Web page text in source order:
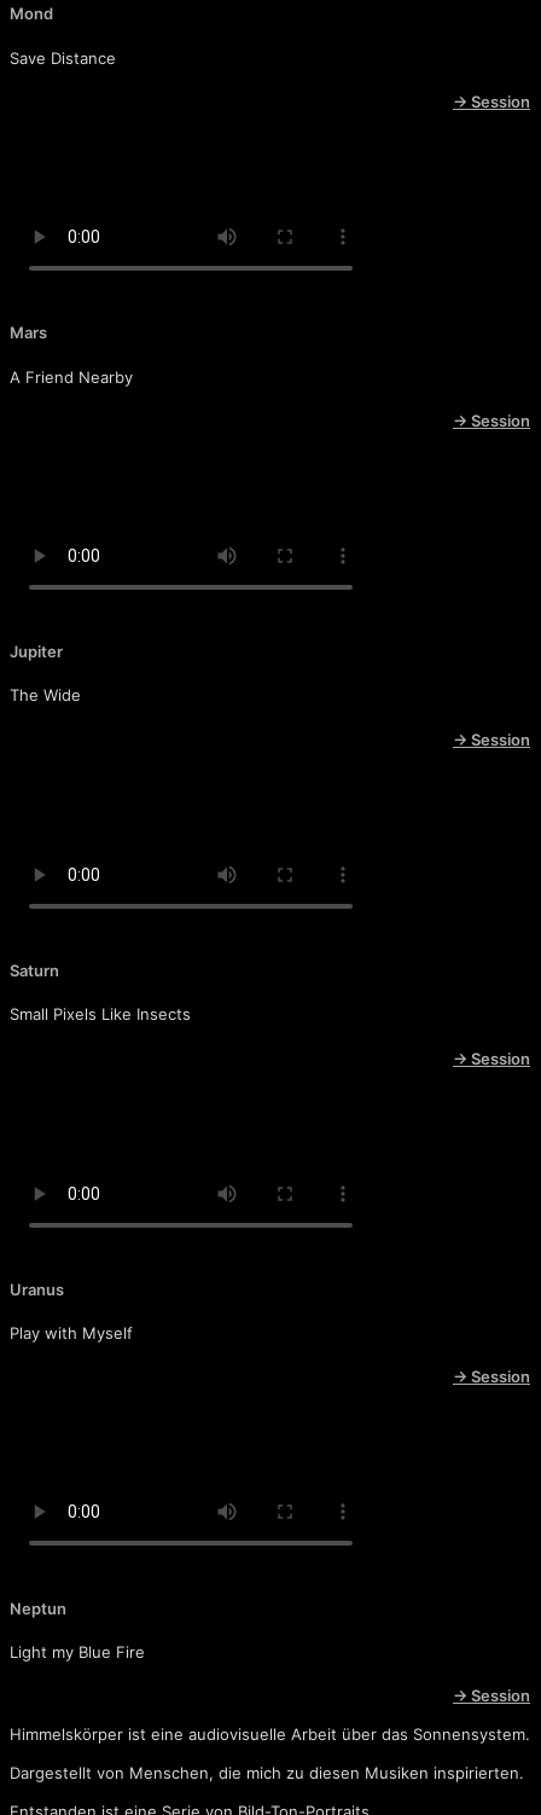
Mond
Save Distance
→ Session
Mars
A Friend Nearby
→ Session
Jupiter
The Wide
→ Session
Saturn
Small Pixels Like Insects
→ Session
Uranus
Play with Myself
→ Session
Neptun
Light my Blue Fire
→ Session
Himmelskörper ist eine audiovisuelle Arbeit über das Sonnensystem.
Dargestellt von Menschen, die mich zu diesen Musiken inspirierten.